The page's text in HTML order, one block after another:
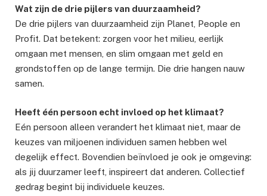
Wat zijn de drie pijlers van duurzaamheid?
De drie pijlers van duurzaamheid zijn Planet, People en
Profit. Dat betekent: zorgen voor het milieu, eerlijk
omgaan met mensen, en slim omgaan met geld en
grondstoffen op de lange termijn. Die drie hangen nauw
samen.
Heeft één persoon echt invloed op het klimaat?
Eén persoon alleen verandert het klimaat niet, maar de
keuzes van miljoenen individuen samen hebben wel
degelijk effect. Bovendien beïnvloed je ook je omgeving:
als jij duurzamer leeft, inspireert dat anderen. Collectief
gedrag begint bij individuele keuzes.